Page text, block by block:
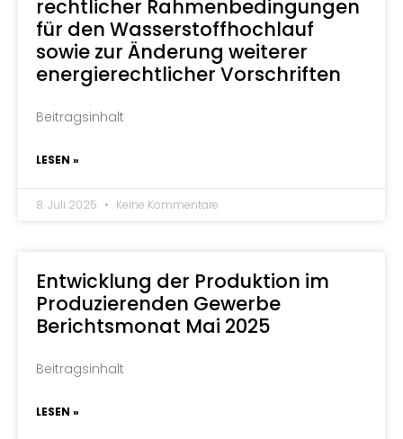
rechtlicher Rahmenbedingungen
für den Wasserstoffhochlauf
sowie zur Änderung weiterer
energierechtlicher Vorschriften
Beitragsinhalt
LESEN »
8. Juli 2025 Keine Kommentare
Entwicklung der Produktion im
Produzierenden Gewerbe
Berichtsmonat Mai 2025
Beitragsinhalt
LESEN »